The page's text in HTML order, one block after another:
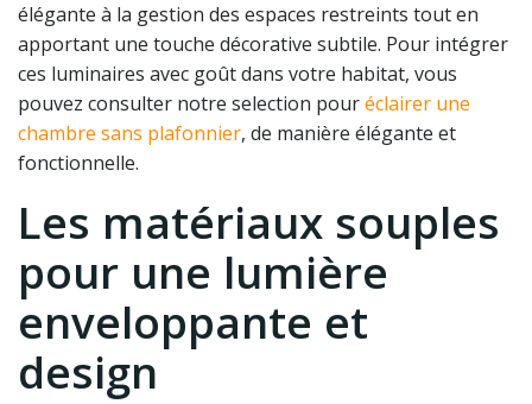
élégante à la gestion des espaces restreints tout en
apportant une touche décorative subtile. Pour intégrer
ces luminaires avec goût dans votre habitat, vous
pouvez consulter notre selection pouréclairer une
chambre sans plafonnier, de manière élégante et
fonctionnelle.
Les matériaux souples
pour une lumière
enveloppante et
design